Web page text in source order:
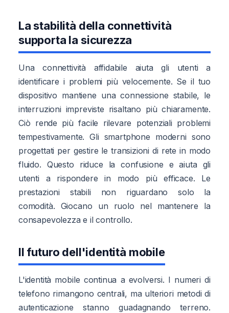
La stabilità della connettività
supporta la sicurezza
Una connettività affidabile aiuta gli utenti a
identificare i problemi più velocemente. Se il tuo
dispositivo mantiene una connessione stabile, le
interruzioni impreviste risaltano più chiaramente.
Ciò rende più facile rilevare potenziali problemi
tempestivamente. Gli smartphone moderni sono
progettati per gestire le transizioni di rete in modo
fluido. Questo riduce la confusione e aiuta gli
utenti a rispondere in modo più efficace. Le
prestazioni stabili non riguardano solo la
comodità. Giocano un ruolo nel mantenere la
consapevolezza e il controllo.
Il futuro dell'identità mobile
L'identità mobile continua a evolversi. I numeri di
telefono rimangono centrali, ma ulteriori metodi di
autenticazione stanno guadagnando terreno.